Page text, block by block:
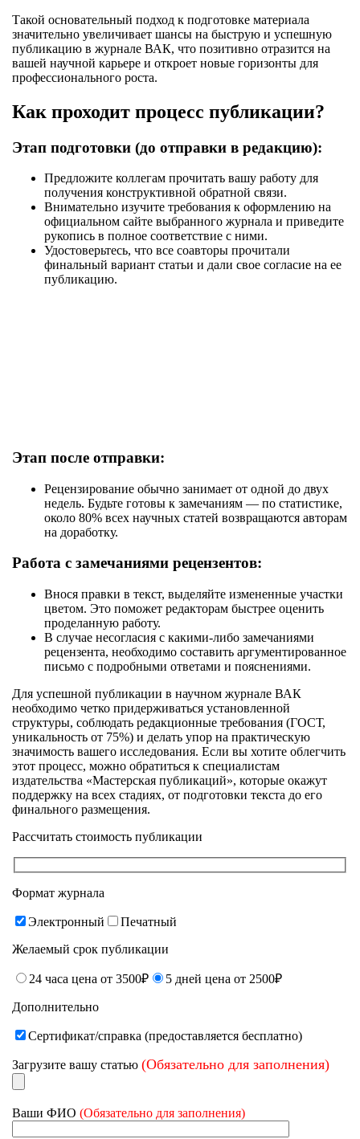
Такой основательный подход к подготовке материала
значительно увеличивает шансы на быструю и успешную
публикацию в журнале ВАК, что позитивно отразится на
вашей научной карьере и откроет новые горизонты для
профессионального роста.
Как проходит процесс публикации?
Этап подготовки (до отправки в редакцию):
Предложите коллегам прочитать вашу работу для
получения конструктивной обратной связи.
Внимательно изучите требования к оформлению на
официальном сайте выбранного журнала и приведите
рукопись в полное соответствие с ними.
Удостоверьтесь, что все соавторы прочитали
финальный вариант статьи и дали свое согласие на ее
публикацию.
Этап после отправки:
Рецензирование обычно занимает от одной до двух
недель. Будьте готовы к замечаниям — по статистике,
около 80% всех научных статей возвращаются авторам
на доработку.
Работа с замечаниями рецензентов:
Внося правки в текст, выделяйте измененные участки
цветом. Это поможет редакторам быстрее оценить
проделанную работу.
В случае несогласия с какими-либо замечаниями
рецензента, необходимо составить аргументированное
письмо с подробными ответами и пояснениями.
Для успешной публикации в научном журнале ВАК
необходимо четко придерживаться установленной
структуры, соблюдать редакционные требования (ГОСТ,
уникальность от 75%) и делать упор на практическую
значимость вашего исследования. Если вы хотите облегчить
этот процесс, можно обратиться к специалистам
издательства «Мастерская публикаций», которые окажут
поддержку на всех стадиях, от подготовки текста до его
финального размещения.
Рассчитать стоимость публикации
Формат журнала
Электронный
Печатный
Желаемый срок публикации
24 часа цена от 3500₽ 5 дней цена от 2500₽
Дополнительно
Сертификат/справка (предоставляется бесплатно)
Загрузите вашу статью (Обязательно для заполнения)
Ваши ФИО (Обязательно для заполнения)